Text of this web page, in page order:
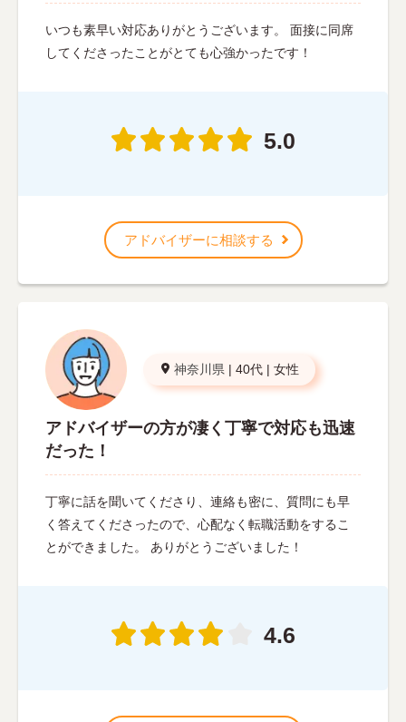
いつも素早い対応ありがとうございます。 面接に同席
してくださったことがとても心強かったです！
5.0
アドバイザーに相談する
神奈川県 | 40代 | 女性
アドバイザーの方が凄く丁寧で対応も迅速
だった！
丁寧に話を聞いてくださり、連絡も密に、質問にも早
く答えてくださったので、心配なく転職活動をするこ
とができました。 ありがとうございました！
4.6